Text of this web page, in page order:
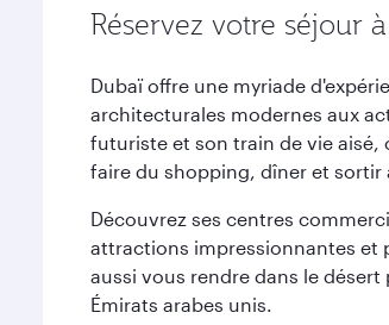
Réservez votre séjour
Dubaï offre une myriade
architecturales modernes aux
futuriste et son train de vie
faire du shopping, dîner et sortir
Découvrez ses centres
attractions impressionnantes et
aussi vous rendre dans le
Émirats arabes unis.